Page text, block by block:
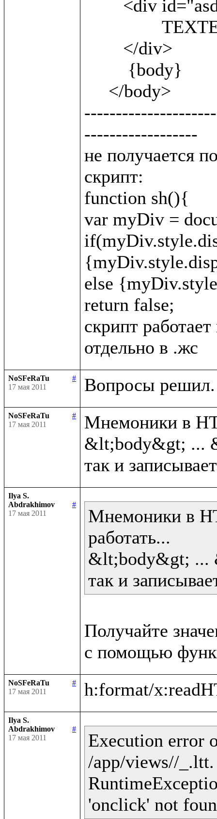
------------------
не получается
скрипт:
function sh(){
var myDiv =
else
return false;
скрипт
NoSFeRaTu
#
17 мая 2011
NoSFeRaTu
#
17 мая 2011
Мнемоники в
&lt;body&gt; ...
Ilya S.
Abdrakhimov
#
17 мая 2011
Мнемоники в
работать...
&lt;body&gt; ...
так и
Получайте
NoSFeRaTu
#
17 мая 2011
Ilya S.
Abdrakhimov
#
17 мая 2011
Execution error
/app/views//
'onclick' not